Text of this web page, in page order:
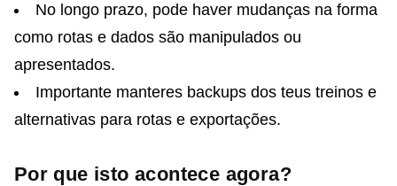
No longo prazo, pode haver mudanças na forma
como rotas e dados são manipulados ou
apresentados.
Importante manteres backups dos teus treinos e
alternativas para rotas e exportações.
Por que isto acontece agora?